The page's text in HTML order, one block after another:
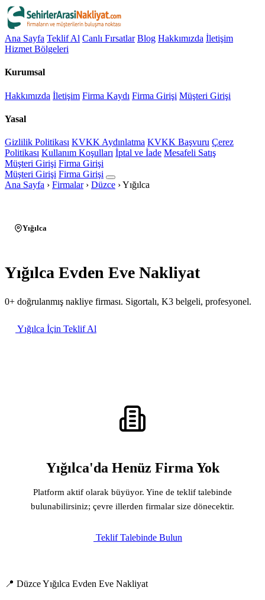
Ana Sayfa Teklif Al Canlı Fırsatlar Blog Hakkımızda İletişim
Hizmet Bölgeleri
Kurumsal
Hakkımızda İletişim Firma Kaydı Firma Girişi Müşteri Girişi
Yasal
Gizlilik Politikası KVKK Aydınlatma KVKK Başvuru Çerez
Politikası Kullanım Koşulları İptal ve İade Mesafeli Satış
Müşteri Girişi Firma Girişi
Müşteri Girişi Firma Girişi
Ana Sayfa › Firmalar › Düzce ›Yığılca
Yığılca
Yığılca Evden Eve Nakliyat
0+ doğrulanmış nakliye firması. Sigortalı, K3 belgeli, profesyonel.
Yığılca İçin Teklif Al
Yığılca'da Henüz Firma Yok
Platform aktif olarak büyüyor. Yine de teklif talebinde
bulunabilirsiniz; çevre illerden firmalar size dönecektir.
Teklif Talebinde Bulun
📍 Düzce Yığılca Evden Eve Nakliyat